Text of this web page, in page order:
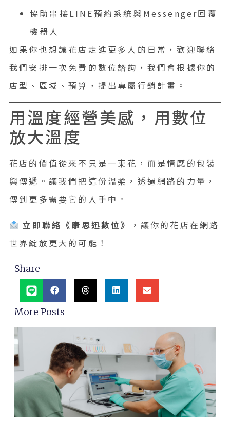
協助串接LINE預約系統與Messenger回覆
機器人
如果你也想讓花店走進更多人的日常，歡迎聯絡
我們安排一次免費的數位諮詢，我們會根據你的
店型、區域、預算，提出專屬行銷計畫。
用溫度經營美感，用數位
放大溫度
花店的價值從來不只是一束花，而是情感的包裝
與傳遞。讓我們把這份溫柔，透過網路的力量，
傳到更多需要它的人手中。
立即聯絡《康思迅數位》
，讓你的花店在網路
世界綻放更大的可能！
Share
More Posts